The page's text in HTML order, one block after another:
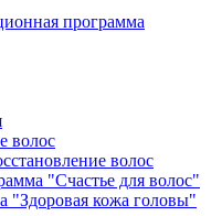
программа
волос
волос
"Счастье для волос"
"Здоровая кожа головы"